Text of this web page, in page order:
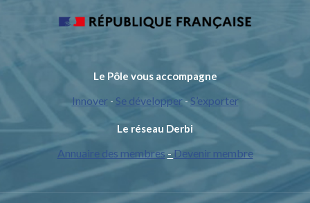
Le Pôle vous accompagne
Innover - Se développer- S’exporter
Le réseau Derbi
Annuaire des membres - Devenir membre